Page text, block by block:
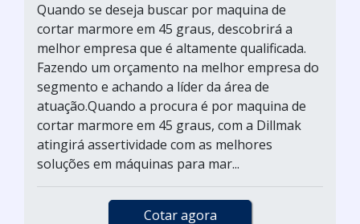
Quando se deseja buscar por maquina de
cortar marmore em 45 graus, descobrirá a
melhor empresa que é altamente qualificada.
Fazendo um orçamento na melhor empresa do
segmento e achando a líder da área de
atuação.Quando a procura é por maquina de
cortar marmore em 45 graus, com a Dillmak
atingirá assertividade com as melhores
soluções em máquinas para mar...
Cotar agora